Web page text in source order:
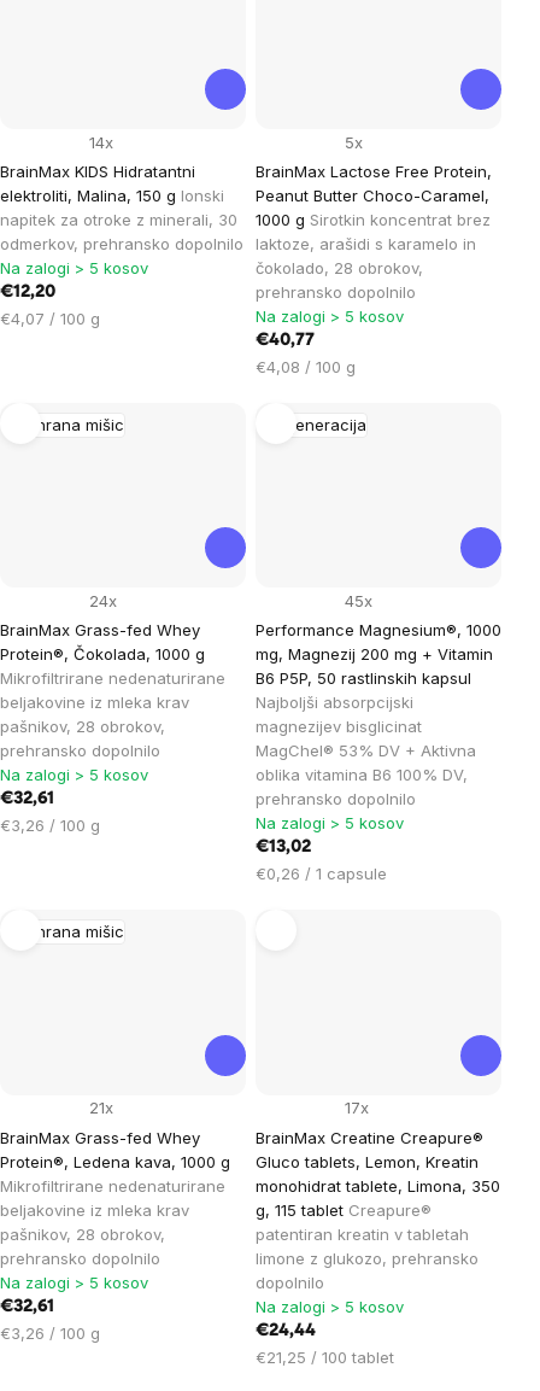
BrainMax KIDS Hidratantni
elektroliti, Malina, 150 g Ionski
napitek za otroke z minerali, 30
odmerkov, prehransko dopolnilo
14x
Na zalogi > 5 kosov
€12,20
Cena
€4,07 / 100 g
BrainMax Lactose Free Protein,
Peanut Butter Choco-Caramel,
1000 g Sirotkin koncentrat brez
laktoze, arašidi s karamelo in
čokolado, 28 obrokov,
prehransko dopolnilo
5x
Na zalogi > 5 kosov
€40,77
Cena
enoto:
€4,08 / 100 g
Prehrana mišic
BrainMax Grass-fed Whey
Protein®, Čokolada, 1000 g
Mikrofiltrirane nedenaturirane
beljakovine iz mleka krav
pašnikov, 28 obrokov,
prehransko dopolnilo
24x
Na zalogi > 5 kosov
€32,61
Cena
€3,26 / 100 g
Regeneracija
Performance Magnesium®, 1000
mg, Magnezij 200 mg + Vitamin
B6 P5P, 50 rastlinskih kapsul
Najboljši absorpcijski
magnezijev bisglicinat
MagChel® 53% DV + Aktivna
oblika vitamina B6 100% DV,
prehransko dopolnilo
45x
Na zalogi > 5 kosov
€13,02
Cena
€0,26 / 1 capsule
Prehrana mišic
BrainMax Grass-fed Whey
Protein®, Ledena kava, 1000 g
Mikrofiltrirane nedenaturirane
beljakovine iz mleka krav
pašnikov, 28 obrokov,
prehransko dopolnilo
21x
Na zalogi > 5 kosov
€32,61
Cena
€3,26 / 100 g
BrainMax Creatine Creapure®
Gluco tablets, Lemon, Kreatin
monohidrat tablete, Limona, 350
g, 115 tablet Creapure®
patentiran kreatin v tabletah
limone z glukozo, prehransko
dopolnilo
17x
Na zalogi > 5 kosov
€24,44
Cena
€21,25 / 100 tablet